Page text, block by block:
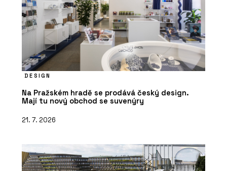
ČLÁNKY
Ve stavebnictví chybí lidé a
technologie je nenahradí. Ředitelé
HINTON o tom, co dnes hýbe stavbami
ČLÁNKY
DESIGN
Na Pražském hradě se prodává český design.
Mají tu nový obchod se suvenýry
21. 7. 2026